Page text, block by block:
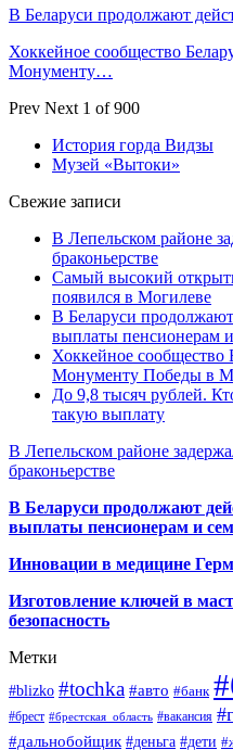
В Беларуси продолжают
Хоккейное сообщество
Монументу…
Prev Next 1 of 900
История горда Видзы
Музей «Вытоки»
Свежие записи
В Лепельском районе
браконьерстве
Самый высокий
появился в Могилеве
В Беларуси
выплаты пенсионерам
Хоккейное сообщество
Монументу Победы в
До 9,8 тысяч рублей.
такую выплату
В Лепельском районе
браконьерстве
В Беларуси продолжают
выплаты пенсионерам и
Инновации в медицине
Изготовление ключей в
безопасность
Метки
#blizko #tochka #авто #банк
#брест #брестская_область #вакансия
#дальнобойщик #деньга #дети